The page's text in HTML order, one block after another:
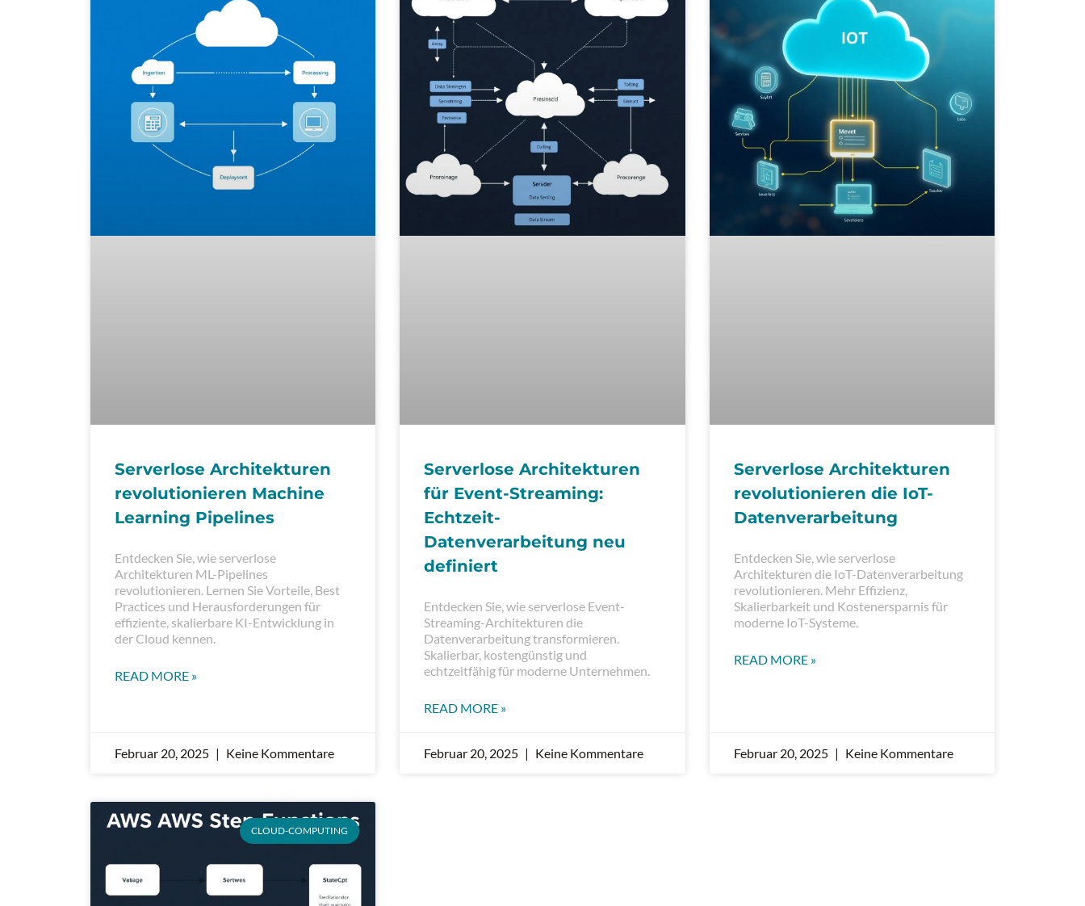
Serverlose Architekturen
revolutionieren Machine
Learning Pipelines
Entdecken Sie, wie serverlose
Architekturen ML-Pipelines
revolutionieren. Lernen Sie Vorteile, Best
Practices und Herausforderungen für
effiziente, skalierbare KI-Entwicklung in
der Cloud kennen.
READ MORE »
Februar 20, 2025 Keine Kommentare
Serverlose Architekturen
für Event-Streaming:
Echtzeit-
Datenverarbeitung neu
definiert
Entdecken Sie, wie serverlose Event-
Streaming-Architekturen die
Datenverarbeitung transformieren.
Skalierbar, kostengünstig und
echtzeitfähig für moderne Unternehmen.
READ MORE »
Februar 20, 2025 Keine Kommentare
Serverlose Architekturen
revolutionieren die IoT-
Datenverarbeitung
Entdecken Sie, wie serverlose
Architekturen die IoT-Datenverarbeitung
revolutionieren. Mehr Effizienz,
Skalierbarkeit und Kostenersparnis für
moderne IoT-Systeme.
READ MORE »
Februar 20, 2025 Keine Kommentare
CLOUD-COMPUTING